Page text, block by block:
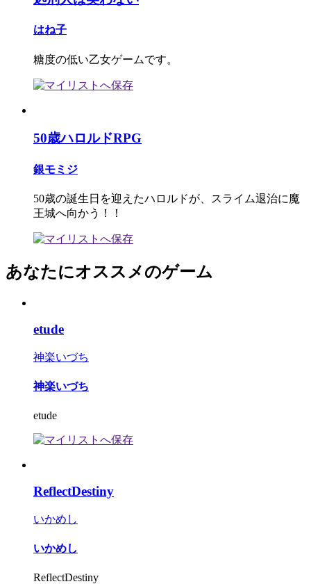
はね子
糖度の低い乙女ゲームです。
50歳ハロルドRPG
銀モミジ
50歳の誕生日を迎えたハロルドが、スライム退治に魔
王城へ向かう！！
あなたにオススメのゲーム
etude
神楽いづち
神楽いづち
etude
ReflectDestiny
いかめし
いかめし
ReflectDestiny